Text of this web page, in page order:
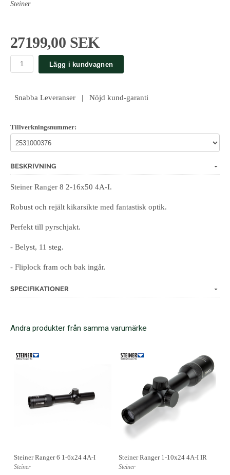
Steiner
27199,00 SEK
Lägg i kundvagnen
Snabba Leveranser | Nöjd kund-garanti
Tillverkningsnummer:
BESKRIVNING
Steiner Ranger 8 2-16x50 4A-I.
Robust och rejält kikarsikte med fantastisk optik.
Perfekt till pyrschjakt.
- Belyst, 11 steg.
- Fliplock fram och bak ingår.
SPECIFIKATIONER
Andra produkter från samma varumärke
Steiner Ranger 6 1-6x24 4A-I
Steiner
Steiner Ranger 1-10x24 4A-I IR
Steiner